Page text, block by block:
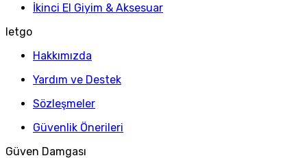
İkinci El Giyim & Aksesuar
letgo
Hakkımızda
Yardım ve Destek
Sözleşmeler
Güvenlik Önerileri
Güven Damgası